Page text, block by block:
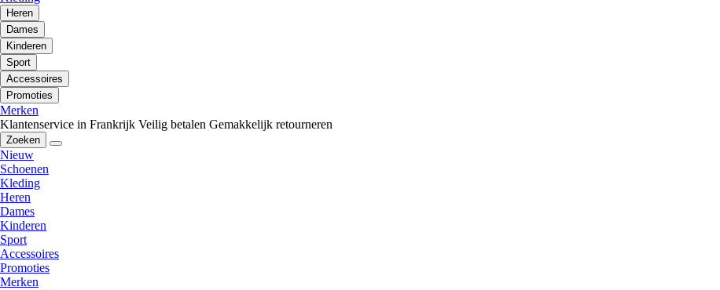
Heren
Dames
Kinderen
Sport
Accessoires
Promoties
Merken
Klantenservice in Frankrijk Veilig betalen Gemakkelijk retourneren
Zoeken
Nieuw
Schoenen
Kleding
Heren
Dames
Kinderen
Sport
Accessoires
Promoties
Merken